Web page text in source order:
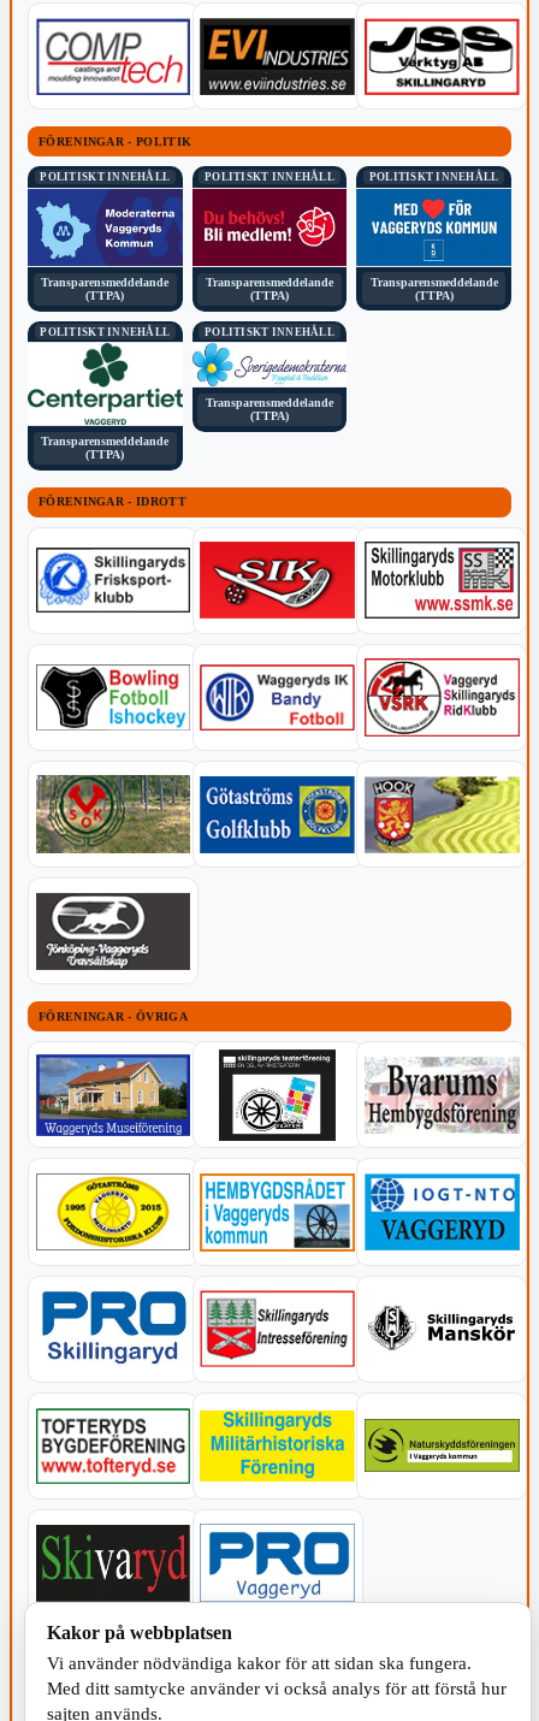
FÖRENINGAR - POLITIK
POLITISKT INNEHÅLL
Transparensmeddelande
(TTPA)
POLITISKT INNEHÅLL
Transparensmeddelande
(TTPA)
POLITISKT INNEHÅLL
Transparensmeddelande
(TTPA)
POLITISKT INNEHÅLL
Transparensmeddelande
(TTPA)
POLITISKT INNEHÅLL
Transparensmeddelande
(TTPA)
FÖRENINGAR - IDROTT
FÖRENINGAR - ÖVRIGA
Kakor på webbplatsen
Vi använder nödvändiga kakor för att sidan ska fungera.
Med ditt samtycke använder vi också analys för att förstå hur
sajten används.